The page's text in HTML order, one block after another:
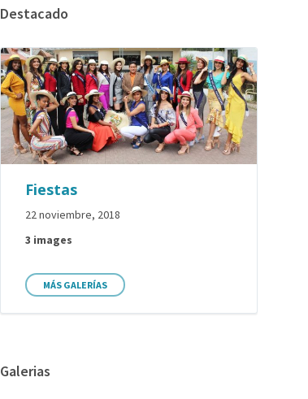
Destacado
Fiestas
22 noviembre, 2018
3 images
MÁS GALERÍAS
Galerias